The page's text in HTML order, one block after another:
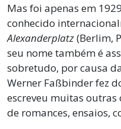
Mas foi apenas em
conhecido
Alexanderplatz(Berlim,
seu nome também é
sobretudo, por causa
Werner Faßbinder fez
escreveu muitas
de romances, ensaios,